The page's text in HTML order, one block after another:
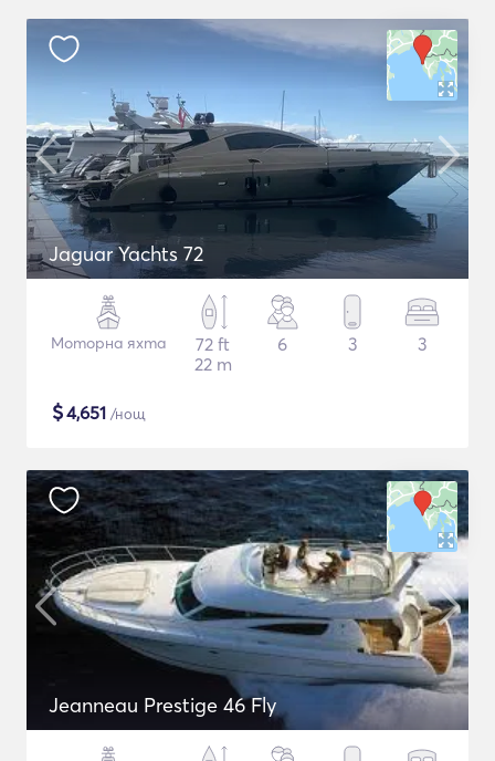
Jaguar Yachts 72
Моторна яхта
72 ft
22 m
6 3 3
$4,651 /нощ
Jeanneau Prestige 46 Fly